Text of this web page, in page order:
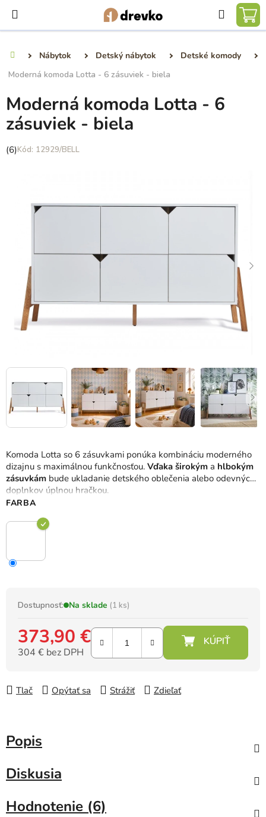
obsah
Hľadať
Nábytok Detský nábytok
Detské komody
Moderná komoda Lotta - 6 zásuviek - biela
Komoda Lotta so 6 zásuvkami ponúka kombináciu moderného
dizajnu s maximálnou funkčnosťou. Vďaka širokým a hlbokým
zásuvkám bude ukladanie detského oblečenia alebo odevných
doplnkov úplnou hračkou.
FARBA
Dostupnosť: Na sklade (1 ks)
373,90 €
304 € bez DPH
Tlač
Opýtať sa Strážiť Zdieľať
Moderná komoda Lotta - 6
zásuviek - biela
Priemerné
(6) 12929/BELL
Popis
Diskusia
Hodnotenie (6)